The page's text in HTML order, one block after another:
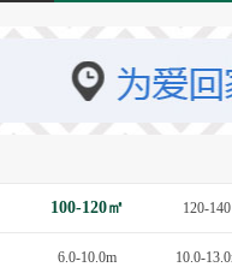
100-120㎡ 120-
6.0-10.0m 10.0-